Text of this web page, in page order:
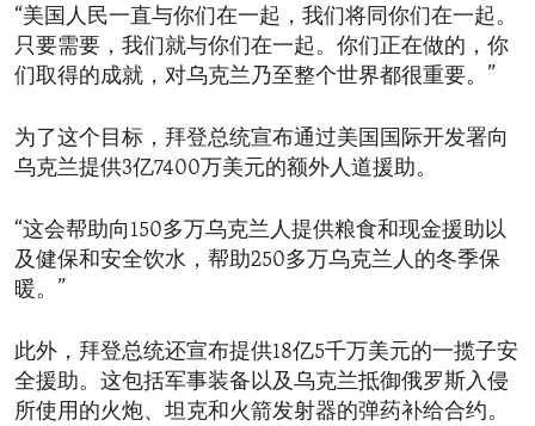
“美国人民一直与你们在一起，我们将同你们在一起。
只要需要，我们就与你们在一起。你们正在做的，你
们取得的成就，对乌克兰乃至整个世界都很重要。”
为了这个目标，拜登总统宣布通过美国国际开发署向
乌克兰提供3亿7400万美元的额外人道援助。
“这会帮助向150多万乌克兰人提供粮食和现金援助以
及健保和安全饮水，帮助250多万乌克兰人的冬季保
暖。”
此外，拜登总统还宣布提供18亿5千万美元的一揽子安
全援助。这包括军事装备以及乌克兰抵御俄罗斯入侵
所使用的火炮、坦克和火箭发射器的弹药补给合约。